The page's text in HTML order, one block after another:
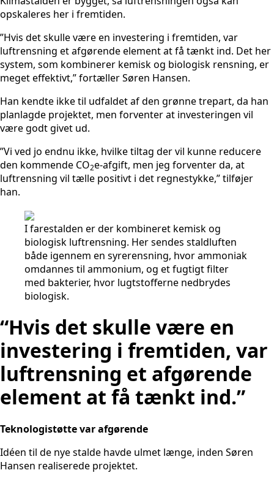
opskaleres her i fremtiden.
”Hvis det skulle være en investering i fremtiden, var
luftrensning et afgørende element at få tænkt ind. Det her
system, som kombinerer kemisk og biologisk rensning, er
meget effektivt,” fortæller Søren Hansen.
Han kendte ikke til udfaldet af den grønne trepart, da han
planlagde projektet, men forventer at investeringen vil
være godt givet ud.
”Vi ved jo endnu ikke, hvilke tiltag der vil kunne reducere
den kommende CO2e-afgift, men jeg forventer da, at
luftrensning vil tælle positivt i det regnestykke,” tilføjer
han.
I farestalden er der kombineret kemisk og
biologisk luftrensning. Her sendes staldluften
både igennem en syrerensning, hvor ammoniak
omdannes til ammonium, og et fugtigt filter
med bakterier, hvor lugtstofferne nedbrydes
biologisk.
“Hvis det skulle være en
investering i fremtiden, var
luftrensning et afgørende
element at få tænkt ind.”
Teknologistøtte var afgørende
Idéen til de nye stalde havde ulmet længe, inden Søren
Hansen realiserede projektet.